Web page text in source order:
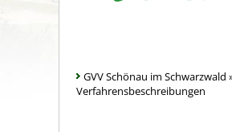
GVV Schönau im Schwarzwald
Verfahrensbeschreibungen